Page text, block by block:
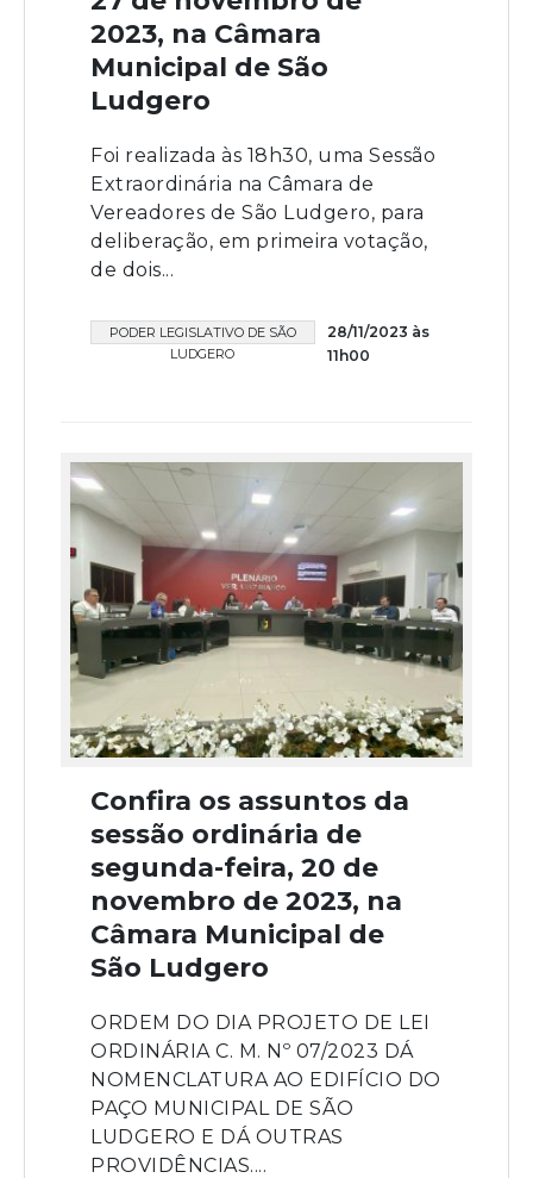
2023, na Câmara
Municipal de São
Ludgero
Foi realizada às 18h30, uma Sessão
Extraordinária na Câmara de
Vereadores de São Ludgero, para
deliberação, em primeira votação,
de dois...
PODER LEGISLATIVO DE SÃO
LUDGERO
28/11/2023 às
11h00
Confira os assuntos da
sessão ordinária de
segunda-feira, 20 de
novembro de 2023, na
Câmara Municipal de
São Ludgero
ORDEM DO DIA PROJETO DE LEI
ORDINÁRIA C. M. Nº 07/2023 DÁ
NOMENCLATURA AO EDIFÍCIO DO
PAÇO MUNICIPAL DE SÃO
LUDGERO E DÁ OUTRAS
PROVIDÊNCIAS....